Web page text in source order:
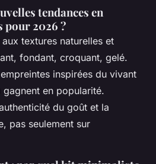
tendances en
pour 2026 ?
textures naturelles et
fondant, croquant, gelé.
inspirées du vivant
en popularité.
du goût et la
pas seulement sur